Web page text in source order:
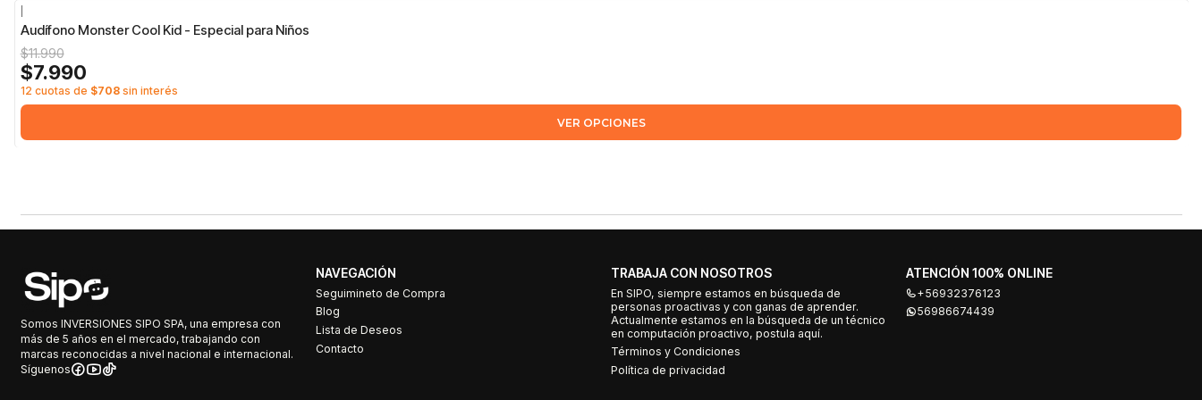
Audífono Monster Cool Kid - Especial para Niños
$11.990
$7.990
12 cuotas de $708sin interés
VER OPCIONES
Somos INVERSIONES SIPO SPA, una empresa con
más de 5 años en el mercado, trabajando con
marcas reconocidas a nivel nacional e internacional.
Síguenos
NAVEGACIÓN
Seguimineto de Compra
Blog
Lista de Deseos
Contacto
TRABAJA CON NOSOTROS
En SIPO, siempre estamos en búsqueda de
personas proactivas y con ganas de aprender.
Actualmente estamos en la búsqueda de un técnico
en computación proactivo, postula aquí.
Términos y Condiciones
Política de privacidad
ATENCIÓN 100% ONLINE
+56932376123
56986674439